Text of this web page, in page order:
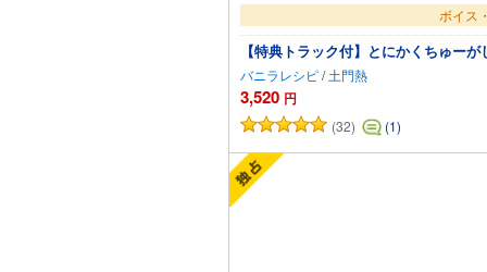
ボイス
【特典トラック付】とにかくちゅー
バニラレシピ/土門熱
3,520 円
(32) (1)